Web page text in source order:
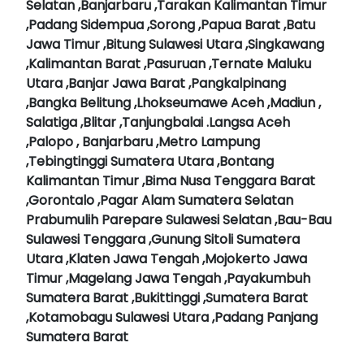
Selatan ,Banjarbaru ,Tarakan Kalimantan Timur
,Padang Sidempua ,Sorong ,Papua Barat ,Batu
Jawa Timur ,Bitung Sulawesi Utara ,Singkawang
,Kalimantan Barat ,Pasuruan ,Ternate Maluku
Utara ,Banjar Jawa Barat ,Pangkalpinang
,Bangka Belitung ,Lhokseumawe Aceh ,Madiun ,
Salatiga ,Blitar ,Tanjungbalai .Langsa Aceh
,Palopo , Banjarbaru ,Metro Lampung
,Tebingtinggi Sumatera Utara ,Bontang
Kalimantan Timur ,Bima Nusa Tenggara Barat
,Gorontalo ,Pagar Alam Sumatera Selatan
Prabumulih Parepare Sulawesi Selatan ,Bau-Bau
Sulawesi Tenggara ,Gunung Sitoli Sumatera
Utara ,Klaten Jawa Tengah ,Mojokerto Jawa
Timur ,Magelang Jawa Tengah ,Payakumbuh
Sumatera Barat ,Bukittinggi ,Sumatera Barat
,Kotamobagu Sulawesi Utara ,Padang Panjang
Sumatera Barat